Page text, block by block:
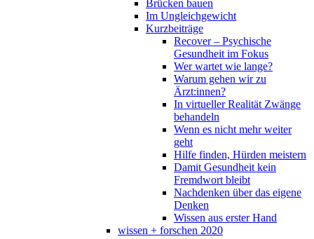
Brücken bauen
Im Ungleichgewicht
Kurzbeiträge
Recover – Psychische
Gesundheit im Fokus
Wer wartet wie lange?
Warum gehen wir zu
Ärzt:innen?
In virtueller Realität Zwänge
behandeln
Wenn es nicht mehr weiter
geht
Hilfe finden, Hürden meistern
Damit Gesundheit kein
Fremdwort bleibt
Nachdenken über das eigene
Denken
Wissen aus erster Hand
wissen + forschen 2020